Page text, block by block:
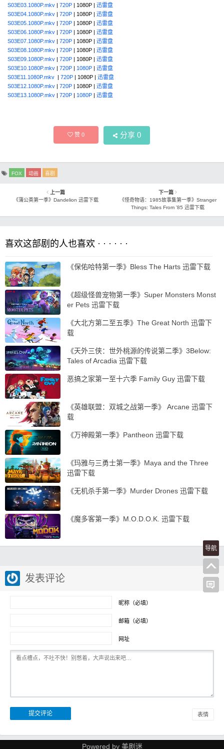
S03E03.1080P.mkv | 720P | 1080P | 迅雷盘
S03E04.1080P.mkv | 720P | 1080P | 迅雷盘
S03E05.1080P.mkv | 720P | 1080P | 迅雷盘
S03E06.1080P.mkv | 720P | 1080P | 迅雷盘
S03E07.1080P.mkv | 720P | 1080P | 迅雷盘
S03E08.1080P.mkv | 720P | 1080P | 迅雷盘
S03E09.1080P.mkv | 720P | 1080P | 迅雷盘
S03E10.1080P.mkv | 720P | 1080P | 迅雷盘
S03E11.1080P.mkv | 720P | 1080P | 迅雷盘
S03E12.1080P.mkv | 720P | 1080P | 迅雷盘
S03E13.1080P.mkv | 720P | 1080P | 迅雷盘
赞0 分享 0
FOX 动画 喜剧
上一篇
《蒲公英第一季》Dandelion 迅雷下载
下一篇
《怪奇物语：1985故事集第一季》Stranger
Things: Tales From ’85 迅雷下载
喜欢这部剧的人也喜欢 · · · · · ·
《保佑哈特第一季》Bless The Harts 迅雷下载
《超级怪兽宠物第一季》Super Monsters Monst
er Pets 迅雷下载
《大北方第二至五季》The Great North 迅雷下
载
《天外三侠：世外桃源的传说第二季》3Below:
Tales of Arcadia 迅雷下载
恶搞之家第一至十六季 Family Guy 迅雷下载
《英雄联盟：双城之战第一季》 Arcane 迅雷下
载
《万神殿第一季》Pantheon 迅雷下载
《玛雅与三勇士第一季》Maya and the Three
迅雷下载
《无机杀手第一季》Murder Drones 迅雷下载
《魔多客第一季》M.O.D.O.K. 迅雷下载
发表评论
昵称（必填）
邮箱（必填）
网址
表情
Powered by 美剧迷
导航